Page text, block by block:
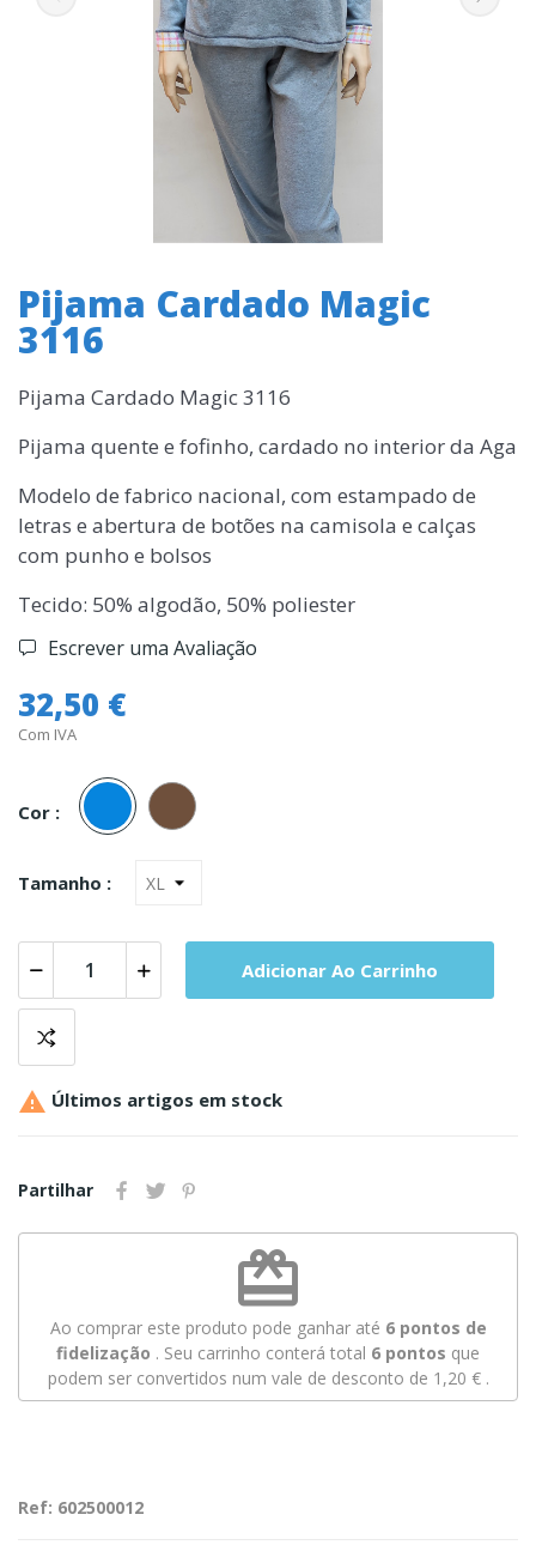
Pijama Cardado Magic
3116
Pijama Cardado Magic 3116
Pijama quente e fofinho, cardado no interior da Aga
Modelo de fabrico nacional, com estampado de
letras e abertura de botões na camisola e calças
com punho e bolsos
Tecido: 50% algodão, 50% poliester
Escrever uma Avaliação
32,50 €
Com IVA
Cor :
Azul
Tamanho :
Adicionar Ao Carrinho
 Últimos artigos em stock
Partilhar
redeem
Ao comprar este produto pode ganhar até 6pontos de
fidelização . Seu carrinho conterá total 6 pontos que
podem ser convertidos num vale de desconto de 1,20 €.
Ref: 602500012